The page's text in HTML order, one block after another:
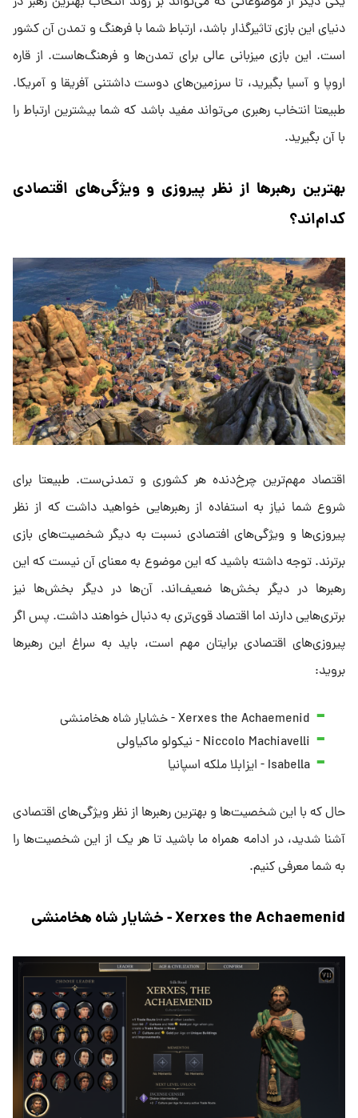
دنیای این بازی تاثیرگذار باشد، ارتباط شما با فرهنگ و تمدن آن کشور
است. این بازی میزبانی عالی برای تمدن‌ها و فرهنگ‌هاست. از قاره
اروپا و آسیا بگیرید، تا سرزمین‌های دوست داشتنی آفریقا و آمریکا.
طبیعتا انتخاب رهبری می‌تواند مفید باشد که شما بیشترین ارتباط را
با آن بگیرید.
بهترین رهبرها از نظر پیروزی و ویژگی‌های اقتصادی
کدام‌اند؟
اقتصاد مهم‌ترین چرخ‌دنده هر کشوری و تمدنی‌ست. طبیعتا برای
شروع شما نیاز به استفاده از رهبرهایی خواهید داشت که از نظر
پیروزی‌ها و ویژگی‌های افتصادی نسبت به دیگر شخصیت‌های بازی
برترند. توجه داشته باشید که این موضوع به معنای آن نیست که این
رهبرها در دیگر بخش‌ها ضعیف‌اند. آن‌ها در دیگر بخش‌ها نیز
برتری‌هایی دارند اما اقتصاد قوی‌تری به دنبال خواهند داشت. پس اگر
پیروزی‌های اقتصادی برایتان مهم است، باید به سراغ این رهبرها
بروید:
Xerxes the Achaemenid - خشایار شاه هخامنشی
Niccolo Machiavelli - نیکولو ماکیاولی
Isabella - ایزابلا ملکه اسپانیا
حال که با این شخصیت‌ها و بهترین رهبرها از نظر ویژگی‌های اقتصادی
آشنا شدید، در ادامه همراه ما باشید تا هر یک از این شخصیت‌ها را
به شما معرفی کنیم.
Xerxes the Achaemenid - خشایار شاه هخامنشی